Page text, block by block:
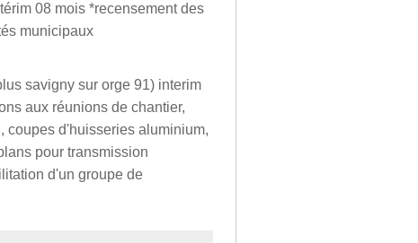
08 mois *recensement des
municipaux
savigny sur orge 91) interim
aux réunions de chantier,
coupes d'huisseries aluminium,
pour transmission
d'un groupe de